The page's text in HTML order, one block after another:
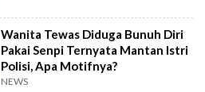
Wanita Tewas Diduga Bunuh Diri
Pakai Senpi Ternyata Mantan Istri
Polisi, Apa Motifnya?
NEWS